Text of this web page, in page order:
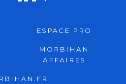
ESPACE PRO
MORBIHAN
AFFAIRES